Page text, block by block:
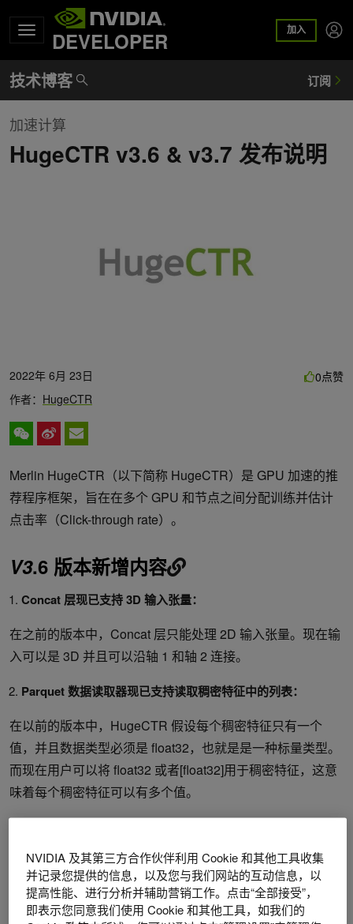
DEVELOPER 加入
加速计算
HugeCTR v3.6 & v3.7 发布说明
2022年 6月 23日
作者： HugeCTR
0点赞
Merlin HugeCTR（以下简称 HugeCTR）是 GPU 加速的推
荐程序框架，旨在在多个 GPU 和节点之间分配训练并估计
点击率（Click-through rate）。
V3.6 版本新增内容
Concat 层现已支持3D 输入张量：
在之前的版本中，Concat 层只能处理 2D 输入张量。现在输
入可以是 3D 并且可以沿轴 1 和轴 2 连接。
Parquet数据读取器现已支持读取稠密特征中的列表：
在以前的版本中，HugeCTR 假设每个稠密特征只有一个
值，并且数据类型必须是 float32，也就是是一种标量类型。
而现在用户可以将 float32 或者[float32]用于稠密特征，这意
味着每个稠密特征可以有多个值。
Merlin 容器中的 HDFS 支持现在是一个可选依赖项。有关详
细信息，请参阅核心功能文档中的 HDFS 支持部分。
https://nvidia-
NVIDIA 及其第三方合作伙伴利用 Cookie 和其他工具收集
并记录您提供的信息，以及您与我们网站的互动信息，以
提高性能、进行分析并辅助营销工作。点击“全部接受”，
即表示您同意我们使用 Cookie 和其他工具，如我们的